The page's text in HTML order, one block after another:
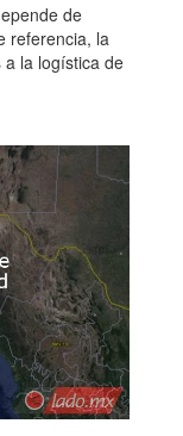
de
referencia, la
a la logística de